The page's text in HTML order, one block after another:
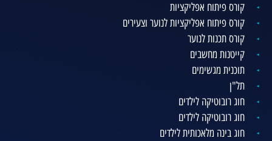
קורס פיתוח אפליקציות
קורס פיתוח אפליקציות לנוער וצעירים
קורס תכנות לנוער
קייטנות מחשבים
תוכנית מגשימים
תל"ן
חוג רובוטיקה לילדים
חוג רובוטיקה לילדים
חוג בינה מלאכותית לילדים